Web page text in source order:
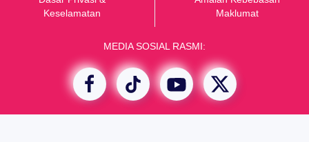
Keselamatan
Maklumat
MEDIA SOSIAL RASMI: